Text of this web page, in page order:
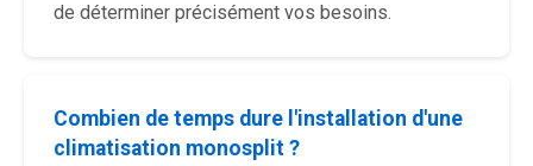
de déterminer précisément vos besoins.
Combien de temps dure l'installation d'une
climatisation monosplit ?